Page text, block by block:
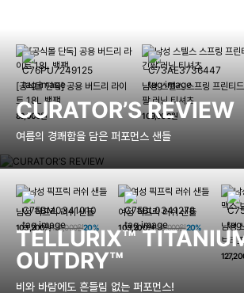
[공식몰 단독] 공용 버드리 라이
트 18L 백팩
89,000원
남성 스텔스 스프링 프린티
팔 러닝 티셔츠
109,000원
CURATOR’S REVIEW
여름의 경쾌함을 담은 퍼포먼스 샌들
남성 픽프릭 러쉬 샌들
103,200원129,000원20%
여성 픽프릭 러쉬 샌들
103,200원129,000원20%
남성
브리
TELLURIX™
OUTDRY™
비와 바람에도 흔들림 없는 퍼포먼스!